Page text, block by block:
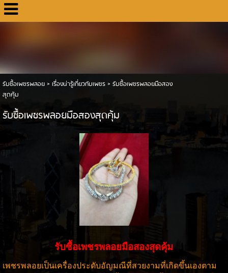
รับซื้อเพชรพลอย> เรื่องน่ารู้เกี่ยวกับเพชร> รับซื้อเพชรพลอยมือสอง
สุดคุ้ม
รับซื้อเพชรพลอยมือสองสุดคุ้ม
รับซื้อเพชรพลอยมือสองสุดคุ้ม
เพชรพลอยเป็นเครื่องประดับอัญมณีที่สวยงามที่เกิดขึ้นเองตาม